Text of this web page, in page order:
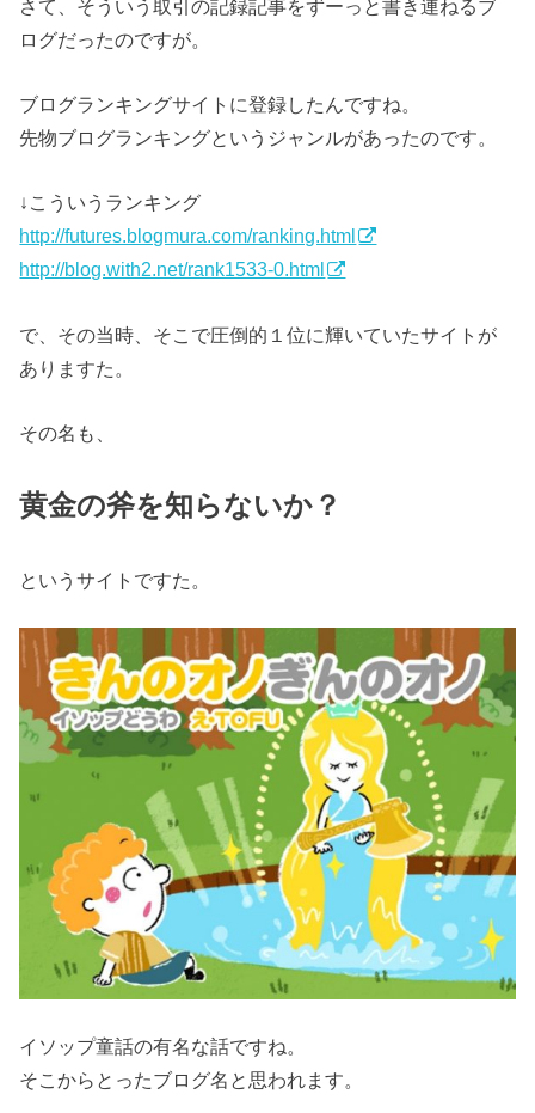
さて、そういう取引の記録記事をずーっと書き連ねるブ
ログだったのですが。
ブログランキングサイトに登録したんですね。
先物ブログランキングというジャンルがあったのです。
↓こういうランキング
http://futures.blogmura.com/ranking.html
http://blog.with2.net/rank1533-0.html
で、その当時、そこで圧倒的１位に輝いていたサイトが
ありますた。
その名も、
黄金の斧を知らないか？
というサイトですた。
イソップ童話の有名な話ですね。
そこからとったブログ名と思われます。